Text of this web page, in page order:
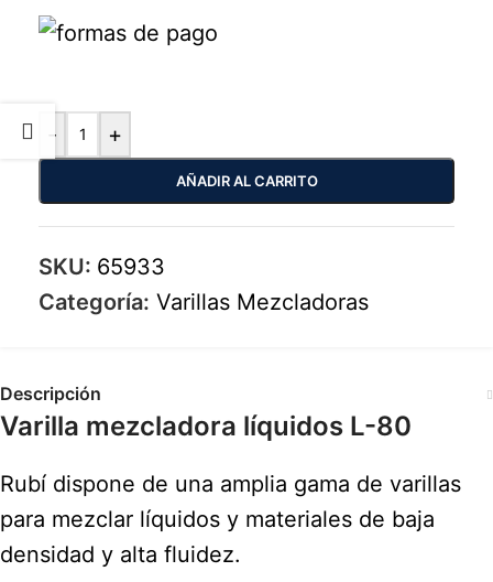
- +
AÑADIR AL CARRITO
SKU: 65933
Categoría: Varillas Mezcladoras
Descripción
Varilla mezcladora líquidos L-80
Rubí dispone de una amplia gama de varillas
para mezclar líquidos y materiales de baja
densidad y alta fluidez.